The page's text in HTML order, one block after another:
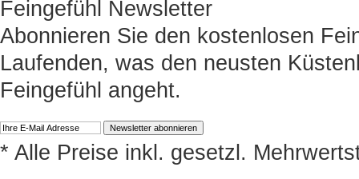
Feingefühl Newsletter
Abonnieren Sie den kostenlosen
Laufenden, was den neusten
Feingefühl angeht.
* Alle Preise inkl. gesetzl.